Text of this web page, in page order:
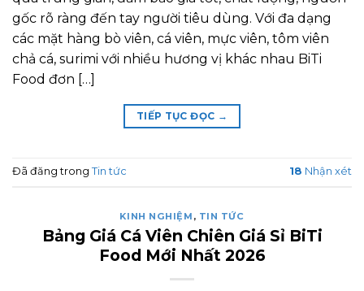
gốc rõ ràng đến tay người tiêu dùng. Với đa dạng
các mặt hàng bò viên, cá viên, mực viên, tôm viên
chả cá, surimi với nhiều hương vị khác nhau BiTi
Food đơn […]
TIẾP TỤC ĐỌC →
Đã đăng trong Tin tức 18 Nhận xét
KINH NGHIỆM , TIN TỨC
Bảng Giá Cá Viên Chiên Giá Sỉ BiTi
Food Mới Nhất 2026